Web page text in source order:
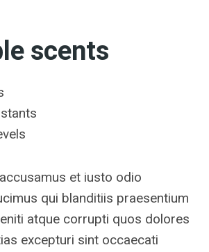
scents
et iusto odio
qui blanditiis praesentium
atque corrupti quos dolores
excepturi sint occaecati